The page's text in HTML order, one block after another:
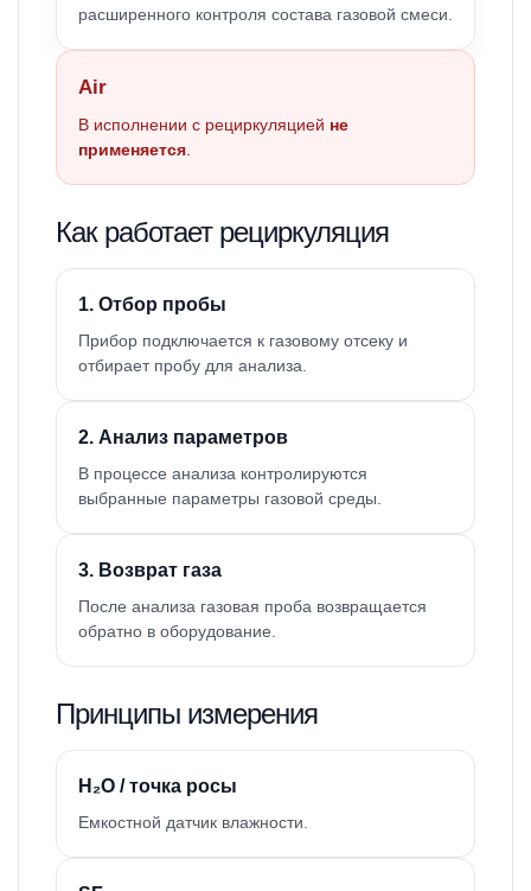
расширенного контроля состава газовой смеси.
Air
В исполнении с рециркуляцией не
применяется
Как работает рециркуляция
1. Отбор пробы
Прибор подключается к газовому отсеку и
отбирает пробу для анализа.
2. Анализ параметров
В процессе анализа контролируются
выбранные параметры газовой среды.
3. Возврат газа
После анализа газовая проба возвращается
обратно в оборудование.
Принципы измерения
H₂O / точка росы
Емкостной датчик влажности.